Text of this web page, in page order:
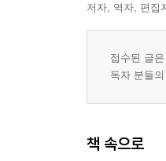
길을 잃어버린
활자 중독
경비 아저씨
침식과 퇴적
3부행(行), 살
저자, 역자, 편집
접수된 글
독자 분들
책 속으로